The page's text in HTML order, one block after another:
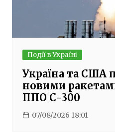
Події в Україні
Україна та США
новими
ППО С-300
07/08/2026 18:01